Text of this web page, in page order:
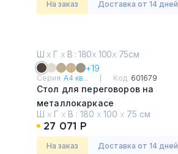
На заказ Доставка от 14 дней
Ш х Г х В : 180х 100х 75см
+19
Серия:А4 кв... Код: 601679
Стол для переговоров на
металлокаркасе
Венге
Ш х Г х В : 180 х 100 х 75 см
27 071 Р
На заказ Доставка от 14 дней